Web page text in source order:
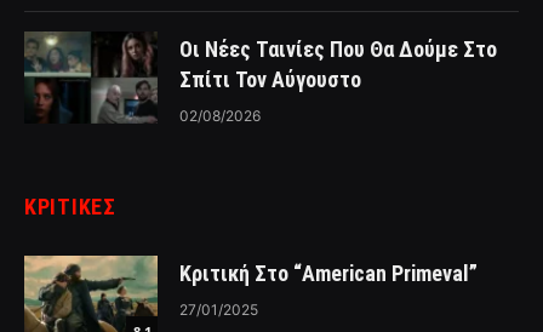
Οι Νέες Ταινίες Που Θα Δούμε Στο
Σπίτι Τον Αύγουστο
02/08/2026
ΚΡΙΤΙΚΈΣ
Κριτική Στο “American Primeval”
27/01/2025